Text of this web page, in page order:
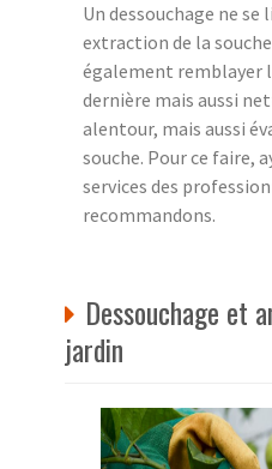
Un dessouchage ne se
extraction de la
également remblayer
dernière mais aussi
alentour, mais aussi
souche. Pour ce faire,
services des
recommandons.
Dessouchage et
jardin